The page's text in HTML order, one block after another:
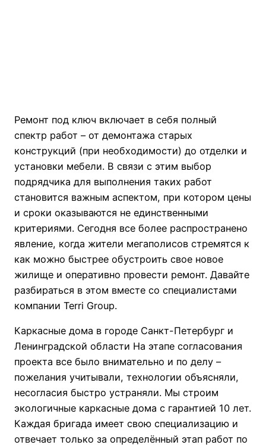
Ремонт под ключ включает в себя полный
спектр работ – от демонтажа старых
конструкций (при необходимости) до отделки и
установки мебели. В связи с этим выбор
подрядчика для выполнения таких работ
становится важным аспектом, при котором цены
и сроки оказываются не единственными
критериями. Сегодня все более распространено
явление, когда жители мегаполисов стремятся к
как можно быстрее обустроить свое новое
жилище и оперативно провести ремонт. Давайте
разбираться в этом вместе со специалистами
компании Terri Group.
Каркасные дома в городе Санкт-Петербург и
Ленинградской области На этапе согласования
проекта все было внимательно и по делу –
пожелания учитывали, технологии объясняли,
несогласия быстро устраняли. Мы строим
экологичные каркасные дома с гарантией 10 лет.
Каждая бригада имеет свою специализацию и
отвечает только за определённый этап работ по